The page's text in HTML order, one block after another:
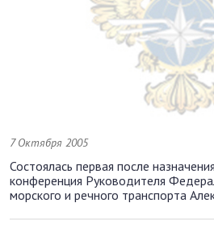
7 Октября 2005
Состоялась первая после
конференция Руководителя
морского и речного транспорта